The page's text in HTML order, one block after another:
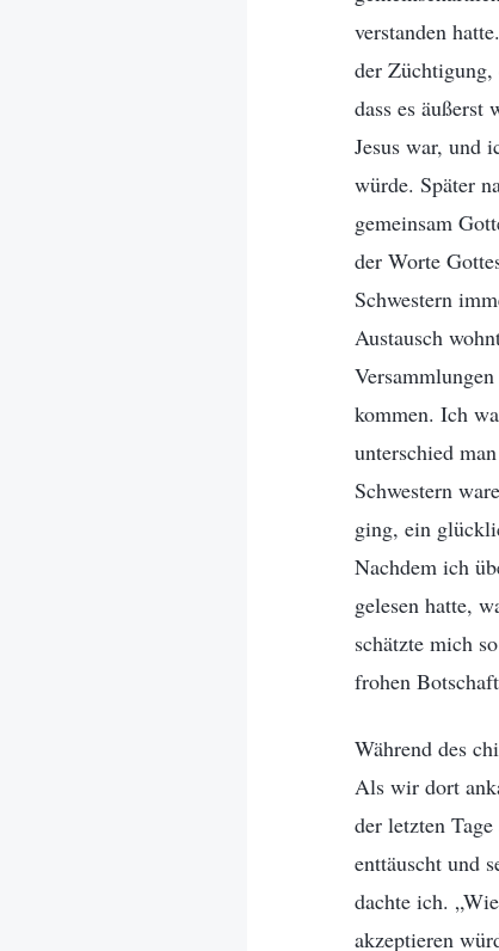
verstanden
der
dass es
Jesus war, und
würde. Später
gemeinsam
der Worte
Schwestern
Austausch
kommen. Ich
unterschied
Schwestern
ging, ein
Nachdem ich
gelesen hatte,
schätzte mich
frohen
Während des
Als wir dort
der letzten
enttäuscht und
dachte ich.
akzeptieren